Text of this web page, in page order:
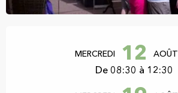
MERCREDI 12 AOÛT
De 08:30 à 12:30